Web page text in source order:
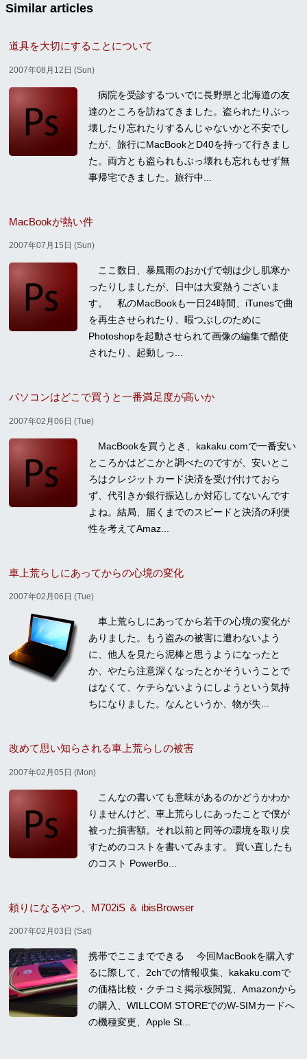
Similar articles
道具を大切にすることについて
2007年08月12日 (Sun)
病院を受診するついでに長野県と北海道の友
達のところを訪ねてきました。盗られたりぶっ
壊したり忘れたりするんじゃないかと不安でし
たが、旅行にMacBookとD40を持って行きまし
た。両方とも盗られもぶっ壊れも忘れもせず無
事帰宅できました。旅行中...
MacBookが熱い件
2007年07月15日 (Sun)
ここ数日、暴風雨のおかげで朝は少し肌寒か
ったりしましたが、日中は大変熱うございま
す。 私のMacBookも一日24時間、iTunesで曲
を再生させられたり、暇つぶしのために
Photoshopを起動させられて画像の編集で酷使
されたり、起動しっ...
パソコンはどこで買うと一番満足度が高いか
2007年02月06日 (Tue)
MacBookを買うとき、kakaku.comで一番安い
ところかはどこかと調べたのですが、安いとこ
ろはクレジットカード決済を受け付けておら
ず、代引きか銀行振込しか対応してないんです
よね。結局、届くまでのスピードと決済の利便
性を考えてAmaz...
車上荒らしにあってからの心境の変化
2007年02月06日 (Tue)
車上荒らしにあってから若干の心境の変化が
ありました。もう盗みの被害に遭わないよう
に、他人を見たら泥棒と思うようになったと
か、やたら注意深くなったとかそういうことで
はなくて、ケチらないようにしようという気持
ちになりました。なんというか、物が失...
改めて思い知らされる車上荒らしの被害
2007年02月05日 (Mon)
こんなの書いても意味があるのかどうかわか
りませんけど、車上荒らしにあったことで僕が
被った損害額。それ以前と同等の環境を取り戻
すためのコストを書いてみます。 買い直したも
のコスト PowerBo...
頼りになるやつ、M702iS ＆ ibisBrowser
2007年02月03日 (Sat)
携帯でここまでできる 今回MacBookを購入す
るに際して、2chでの情報収集、kakaku.comで
の価格比較・クチコミ掲示板閲覧、Amazonから
の購入、WILLCOM STOREでのW-SIMカードへ
の機種変更、Apple St...